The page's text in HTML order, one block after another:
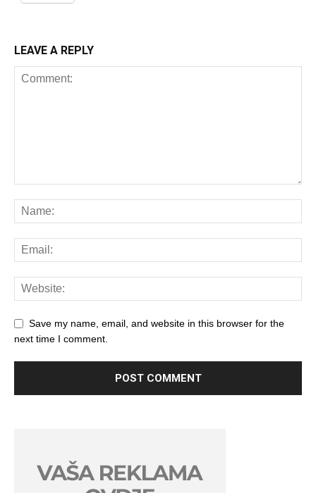
LEAVE A REPLY
Save my name, email, and website in this browser for the
next time I comment.